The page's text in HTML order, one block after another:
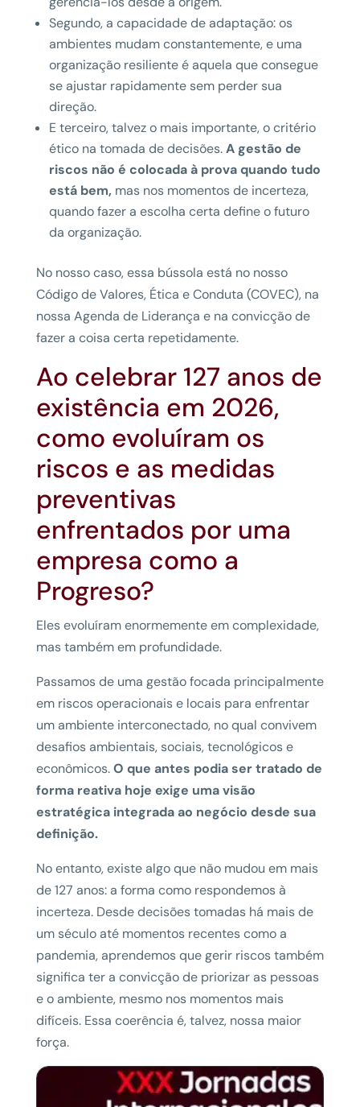
Segundo, a capacidade de adaptação: os
ambientes mudam constantemente, e uma
organização resiliente é aquela que consegue
se ajustar rapidamente sem perder sua
direção.
E terceiro, talvez o mais importante, o critério
ético na tomada de decisões.A gestão de
riscos não é colocada à prova quando tudo
está bem, mas nos momentos de incerteza,
quando fazer a escolha certa define o futuro
da organização.
No nosso caso, essa bússola está no nosso
Código de Valores, Ética e Conduta (COVEC), na
nossa Agenda de Liderança e na convicção de
fazer a coisa certa repetidamente.
Ao celebrar 127 anos de
existência em 2026,
como evoluíram os
riscos e as medidas
preventivas
enfrentados por uma
empresa como a
Progreso?
Eles evoluíram enormemente em complexidade,
mas também em profundidade.
Passamos de uma gestão focada principalmente
em riscos operacionais e locais para enfrentar
um ambiente interconectado, no qual convivem
desafios ambientais, sociais, tecnológicos e
econômicos.O que antes podia ser tratado de
forma reativa hoje exige uma visão
estratégica integrada ao negócio desde sua
definição.
No entanto, existe algo que não mudou em mais
de 127 anos: a forma como respondemos à
incerteza. Desde decisões tomadas há mais de
um século até momentos recentes como a
pandemia, aprendemos que gerir riscos também
significa ter a convicção de priorizar as pessoas
e o ambiente, mesmo nos momentos mais
difíceis. Essa coerência é, talvez, nossa maior
força.